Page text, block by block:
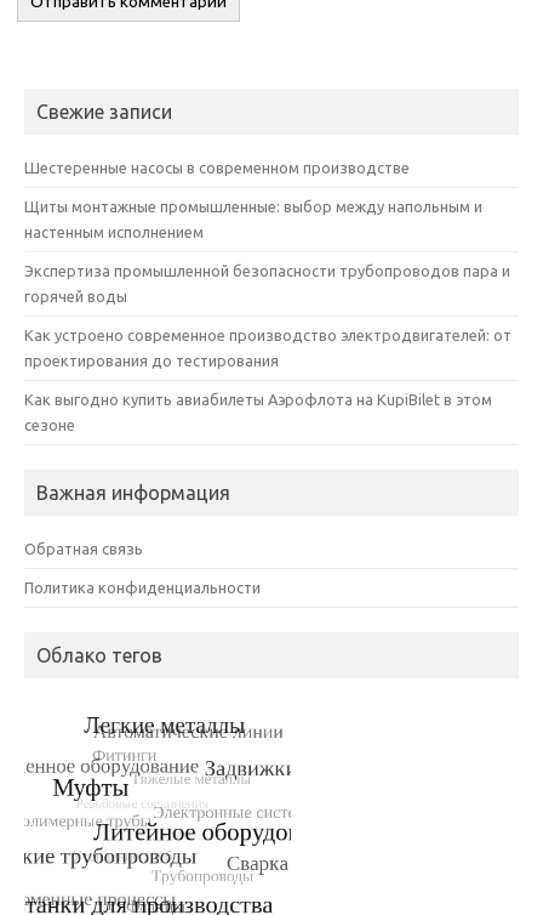
Свежие записи
Шестеренные насосы в современном производстве
Щиты монтажные промышленные: выбор между напольным и
настенным исполнением
Экспертиза промышленной безопасности трубопроводов пара и
горячей воды
Как устроено современное производство электродвигателей: от
проектирования до тестирования
Как выгодно купить авиабилеты Аэрофлота на KupiBilet в этом
сезоне
Важная информация
Обратная связь
Политика конфиденциальности
Облако тегов